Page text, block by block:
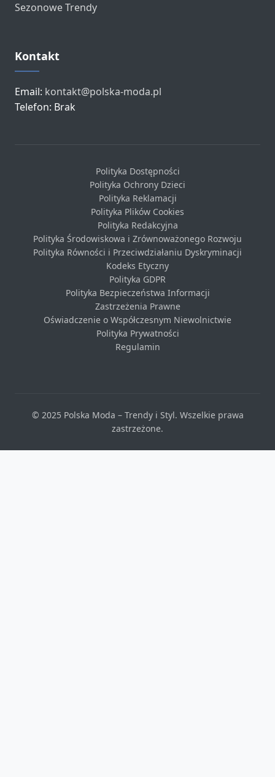
Sezonowe Trendy
Kontakt
Email: kontakt@polska-moda.pl
Telefon: Brak
Polityka Dostępności
Polityka Ochrony Dzieci
Polityka Reklamacji
Polityka Plików Cookies
Polityka Redakcyjna
Polityka Środowiskowa i Zrównoważonego Rozwoju
Polityka Równości i Przeciwdziałaniu Dyskryminacji
Kodeks Etyczny
Polityka GDPR
Polityka Bezpieczeństwa Informacji
Zastrzeżenia Prawne
Oświadczenie o Współczesnym Niewolnictwie
Polityka Prywatności
Regulamin
© 2025 Polska Moda – Trendy i Styl. Wszelkie prawa
zastrzeżone.